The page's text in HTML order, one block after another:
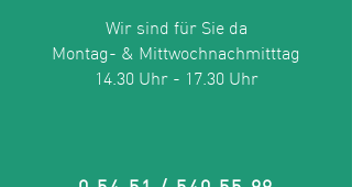
Wir sind für Sie da
Montag- & Mittwochnachmitttag
14.30 Uhr - 17.30 Uhr